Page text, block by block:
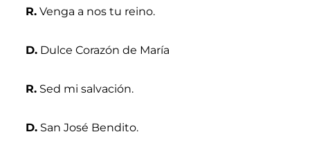
R. Venga a nos tu reino.
D. Dulce Corazón de María
R. Sed mi salvación.
D. San José Bendito.